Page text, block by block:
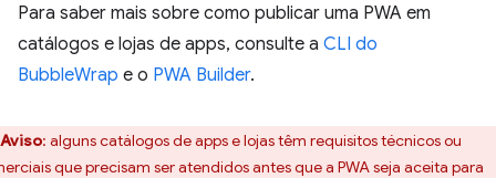
Para saber mais sobre como publicar uma PWA em
catálogos e lojas de apps, consulte a CLI do
BubbleWrap e o PWA Builder.
Aviso: alguns catálogos de apps e lojas têm requisitos técnicos ou
que precisam ser atendidos antes que a PWA seja aceita para